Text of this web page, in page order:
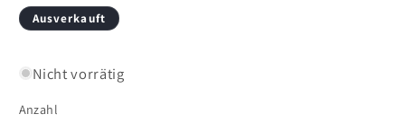
Ausverkauft
Nicht vorrätig
Anzahl